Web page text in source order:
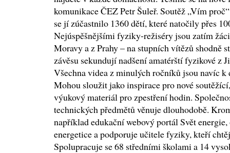
komunikace ČEZ Petr Šuleř. Soutěž „Vím
se jí zúčastnilo 1360 dětí, které natočily přes
Nejúspěšnějšími fyziky-režiséry jsou zatím
Moravy a z Prahy – na stupních vítězů shodně
závěsu sekundují nadšení amatérští fyzikové z
Všechna videa z minulých ročníků jsou navíc k
Mohou sloužit jako inspirace pro nové
výukový materiál pro zpestření hodin.
technických předmětů věnuje dlouhodobě.
například edukační webový portál Svět
energetice a podporuje učitele fyziky, kteří
Spolupracuje se 68 středními školami a 14